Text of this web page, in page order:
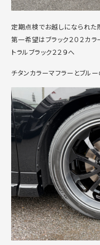
定期点検でお越しになられた
第一希望はブラック２０２カ
トラルブラック２２９へ
チタンカラーマフラーとブル